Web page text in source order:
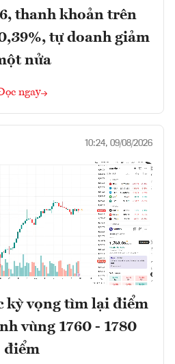
thanh khoản trên
tự doanh giảm
nửa
ngay
10:24, 09/08/2026
kỳ vọng tìm lại điểm
vùng 1760 - 1780
điểm